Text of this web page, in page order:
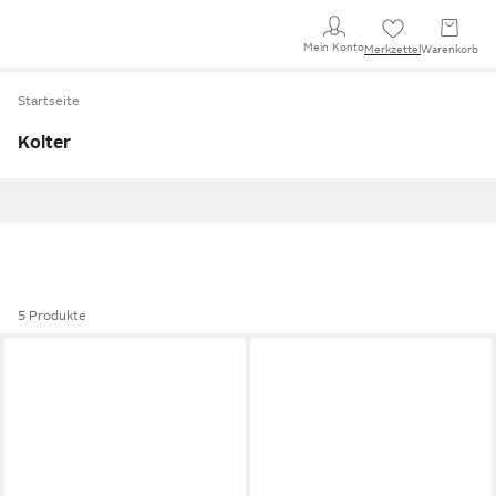
Mein KontoMerkzettel Warenkorb
Startseite
Kolter
5 Produkte